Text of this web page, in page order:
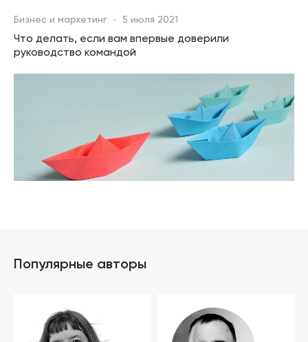
Бизнес и маркетинг 5 июля 2021
Что делать, если вам впервые доверили
руководство командой
Популярные авторы